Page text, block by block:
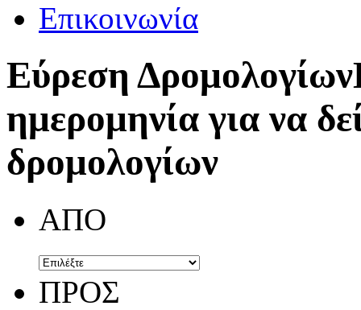
Επικοινωνία
Εύρεση Δρομολογίων
ημερομηνία για να
δρομολογίων
ΑΠΟ
ΠΡΟΣ